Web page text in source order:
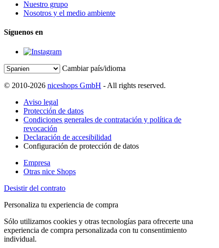
Nuestro grupo
Nosotros y el medio ambiente
Síguenos en
Cambiar país/idioma
© 2010-2026 niceshops GmbH - All rights reserved.
Aviso legal
Protección de datos
Condiciones generales de contratación y política de
revocación
Declaración de accesibilidad
Configuración de protección de datos
Empresa
Otras nice Shops
Desistir del contrato
Personaliza tu experiencia de compra
Sólo utilizamos cookies y otras tecnologías para ofrecerte una
experiencia de compra personalizada con tu consentimiento
individual.